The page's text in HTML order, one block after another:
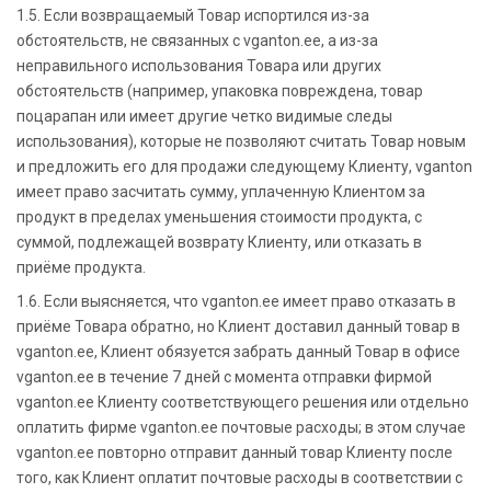
1.5. Если возвращаемый Товар испортился из-за
обстоятельств, не связанных с vganton.ee, а из-за
неправильного использования Товара или других
обстоятельств (например, упаковка повреждена, товар
поцарапан или имеет другие четко видимые следы
использования), которые не позволяют считать Товар новым
и предложить его для продажи следующему Клиенту, vganton
имеет право засчитать сумму, уплаченную Клиентом за
продукт в пределах уменьшения стоимости продукта, с
суммой, подлежащей возврату Клиенту, или отказать в
приёме продукта.
1.6. Если выясняется, что vganton.ee имеет право отказать в
приёме Товара обратно, но Клиент доставил данный товар в
vganton.ee, Клиент обязуется забрать данный Товар в офисе
vganton.ee в течение 7 дней с момента отправки фирмой
vganton.ee Клиенту соответствующего решения или отдельно
оплатить фирме vganton.ee почтовые расходы; в этом случае
vganton.ee повторно отправит данный товар Клиенту после
того, как Клиент оплатит почтовые расходы в соответствии с